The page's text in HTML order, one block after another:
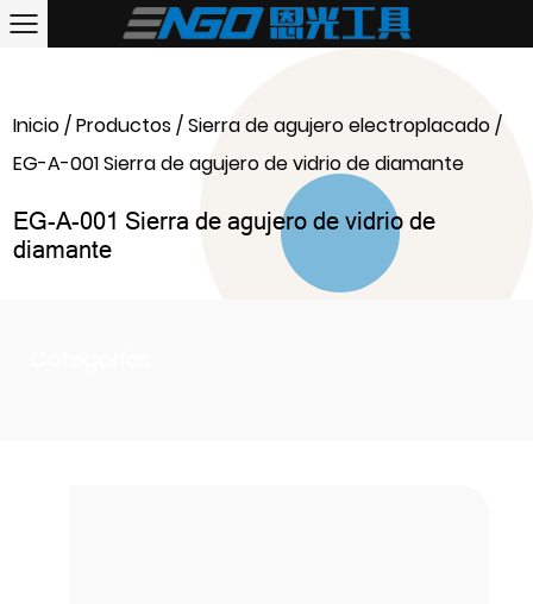
Inicio/Productos/Sierra de agujero electroplacado/
EG-A-001 Sierra de agujero de vidrio de diamante
EG-A-001 Sierra de agujero de vidrio de
diamante